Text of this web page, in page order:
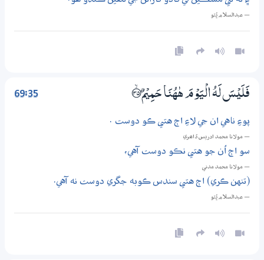
— عبدالسلام ڀُٽو
69:35 فَلَيْسَ لَهُ الْيَوْمَ هٰهُنَا حَـمِيْمٌ ؀ۙ35
پوءِ ناهي ان جي لاءِ اڄ هتي ڪو دوست .
— مولانا محمد ادريس ڏاھري
سو اڄ اُن جو هتي نڪو دوست آهي،
— مولانا محمد مدني
(تنهن ڪري) اڄ هتي سندس ڪوبه جگري دوست نه آهي.
— عبدالسلام ڀُٽو